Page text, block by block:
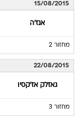
15/08/2015
אנז'ה
מחזור 2
22/08/2015
גאזלק אז'קסיו
מחזור 3